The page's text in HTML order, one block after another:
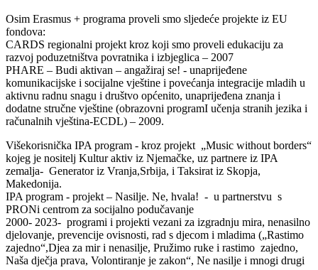
Osim Erasmus + programa proveli smo sljedeće projekte iz EU
fondova:
CARDS regionalni projekt kroz koji smo proveli edukaciju za
razvoj poduzetništva povratnika i izbjeglica – 2007
PHARE – Budi aktivan – angažiraj se! - unaprijeđene
komunikacijske i socijalne vještine i povećanja integracije mladih u
aktivnu radnu snagu i društvo općenito, unaprijeđena znanja i
dodatne stručne vještine (obrazovni programI učenja stranih jezika i
računalnih vještina-ECDL) – 2009.
Višekorisnička IPA program - kroz projekt „Music without borders“
kojeg je nositelj Kultur aktiv iz Njemačke, uz partnere iz IPA
zemalja- Generator iz Vranja,Srbija, i Taksirat iz Skopja,
Makedonija.
IPA program - projekt – Nasilje. Ne, hvala! - u partnerstvu s
PRONi centrom za socijalno podučavanje
2000- 2023- programi i projekti vezani za izgradnju mira, nenasilno
djelovanje, prevencije ovisnosti, rad s djecom i mladima („Rastimo
zajedno“,Djea za mir i nenasilje, Pružimo ruke i rastimo zajedno,
Naša dječja prava, Volontiranje je zakon“, Ne nasilje i mnogi drugi